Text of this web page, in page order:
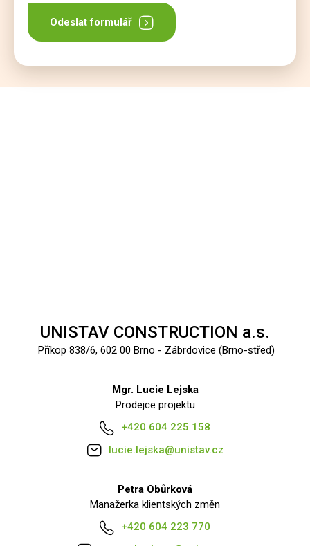
Odeslat formulář
UNISTAV CONSTRUCTION a.s.
Příkop 838/6, 602 00 Brno - Zábrdovice (Brno-střed)
Mgr. Lucie Lejska
Prodejce projektu
+420 604 225 158
lucie.lejska@unistav.cz
Petra Obůrková
Manažerka klientských změn
+420 604 223 770